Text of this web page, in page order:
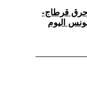
-حرق قرطاج-
اليوم